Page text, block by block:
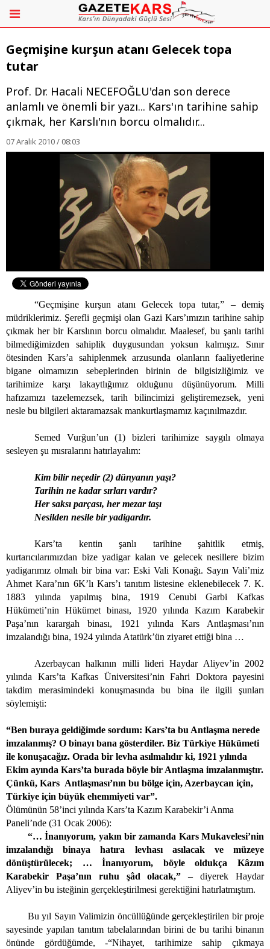
Geçmişine kurşun atanı Gelecek topa
tutar
Prof. Dr. Hacali NECEFOĞLU'dan son derece
anlamlı ve önemli bir yazı... Kars'ın tarihine sahip
çıkmak, her Karslı'nın borcu olmalıdır...
07 Aralık 2010 / 08:03
“Geçmişine kurşun atanı Gelecek topa tutar,” – demiş
müdriklerimiz. Şerefli geçmişi olan Gazi Kars’ımızın tarihine sahip
çıkmak her bir Karslının borcu olmalıdır. Maalesef, bu şanlı tarihi
bilmediğimizden sahiplik duygusundan yoksun kalmışız. Sınır
ötesinden Kars’a sahiplenmek arzusunda olanların faaliyetlerine
bigane olmamızın sebeplerinden birinin de bilgisizliğimiz ve
tarihimize karşı lakaytlığımız olduğunu düşünüyorum. Milli
hafızamızı tazelemezsek, tarih bilincimizi geliştiremezsek, yeni
nesle bu bilgileri aktaramazsak mankurtlaşmamız kaçınılmazdır.
Semed Vurğun’un (1) bizleri tarihimize saygılı olmaya
sesleyen şu mısralarını hatırlayalım:
Kim bilir neçedir (2) dünyanın yaşı?
Tarihin ne kadar sırları vardır?
Her saksı parçası, her mezar taşı
Nesilden nesile bir yadigardır.
Kars’ta kentin şanlı tarihine şahitlik etmiş,
kurtarıcılarımızdan bize yadigar kalan ve gelecek nesillere bizim
yadigarımız olmalı bir bina var: Eski Vali Konağı. Sayın Vali’miz
Ahmet Kara’nın 6K’lı Kars’ı tanıtım listesine eklenebilecek 7. K.
1883 yılında yapılmış bina, 1919 Cenubi Garbi Kafkas
Hükümeti’nin Hükümet binası, 1920 yılında Kazım Karabekir
Paşa’nın karargah binası, 1921 yılında Kars Antlaşması’nın
imzalandığı bina, 1924 yılında Atatürk’ün ziyaret ettiği bina …
Azerbaycan halkının milli lideri Haydar Aliyev’in 2002
yılında Kars’ta Kafkas Üniversitesi’nin Fahri Doktora payesini
takdim merasimindeki konuşmasında bu bina ile ilgili şunları
söylemişti:
“Ben buraya geldiğimde sordum: Kars’ta bu Antlaşma nerede
imzalanmış? O binayı bana gösterdiler. Biz Türkiye Hükümeti
ile konuşacağız. Orada bir levha asılmalıdır ki, 1921 yılında
Ekim ayında Kars’ta burada böyle bir Antlaşma imzalanmıştır.
Çünkü, Kars Antlaşması’nın bu bölge için, Azerbaycan için,
Türkiye için büyük ehemmiyeti var”.
Ölümünün 58’inci yılında Kars’ta Kazım Karabekir’i Anma
Paneli’nde (31 Ocak 2006):
“… İnanıyorum, yakın bir zamanda Kars Mukavelesi’nin
imzalandığı binaya hatıra levhası asılacak ve müzeye
dönüştürülecek; … İnanıyorum, böyle oldukça Kâzım
Karabekir Paşa’nın ruhu şâd olacak,” – diyerek Haydar
Aliyev’in bu isteğinin gerçekleştirilmesi gerektiğini hatırlatmıştım.
Bu yıl Sayın Valimizin öncüllüğünde gerçekleştirilen bir proje
sayesinde yapılan tanıtım tabelalarından birini de bu tarihi binanın
önünde gördüğümde, -“Nihayet, tarihimize sahip çıkmaya